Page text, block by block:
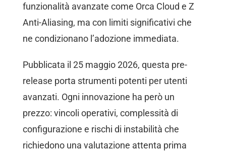
funzionalità avanzate come Orca Cloud e Z
Anti-Aliasing, ma con limiti significativi che
ne condizionano l’adozione immediata.
Pubblicata il 25 maggio 2026, questa pre-
release porta strumenti potenti per utenti
avanzati. Ogni innovazione ha però un
prezzo: vincoli operativi, complessità di
configurazione e rischi di instabilità che
richiedono una valutazione attenta prima